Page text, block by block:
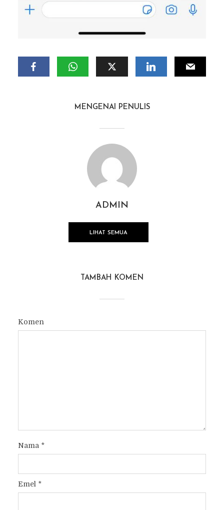
MENGENAI PENULIS
ADMIN
LIHAT SEMUA
TAMBAH KOMEN
Komen
Nama *
Emel *